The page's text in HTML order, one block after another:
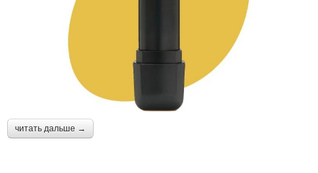
читать дальше →